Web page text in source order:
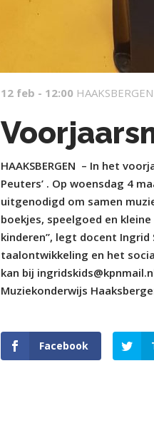
12 feb - 12:00
HAAKSBERGEN – In het
Peuters’ . Op woensdag 4
uitgenodigd om samen
boekjes, speelgoed en
kinderen”, legt docent
taalontwikkeling en het
kan bij
Muziekonderwijs
Facebook